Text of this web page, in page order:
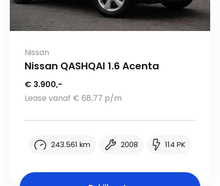
Nissan
Nissan QASHQAI 1.6 Acenta
€ 3.900,-
Lease vanaf € 68,77 p/m
243.561 km 2008 114 PK